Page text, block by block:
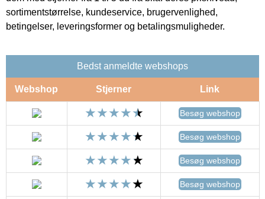
sortimentstørrelse, kundeservice, brugervenlighed,
betingelser, leveringsformer og betalingsmuligheder.
Bedst anmeldte webshops
Webshop Stjerner Link
Besøg webshop
Besøg webshop
Besøg webshop
Besøg webshop